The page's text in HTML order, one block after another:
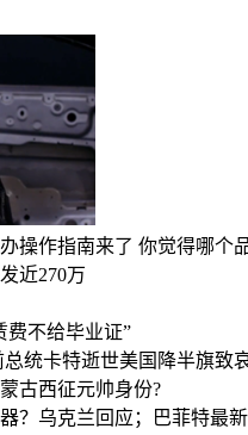
操作指南来了 你觉得哪个
近270万
费不给毕业证”
总统卡特逝世美国降半旗致
古西征元帅身份?
？乌克兰回应；巴菲特最